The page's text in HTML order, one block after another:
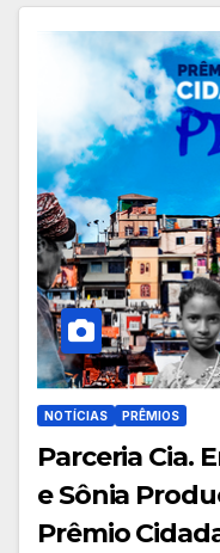
NOTÍCIAS PRÊMIOS
Parceria Cia.
e Sônia
Prêmio